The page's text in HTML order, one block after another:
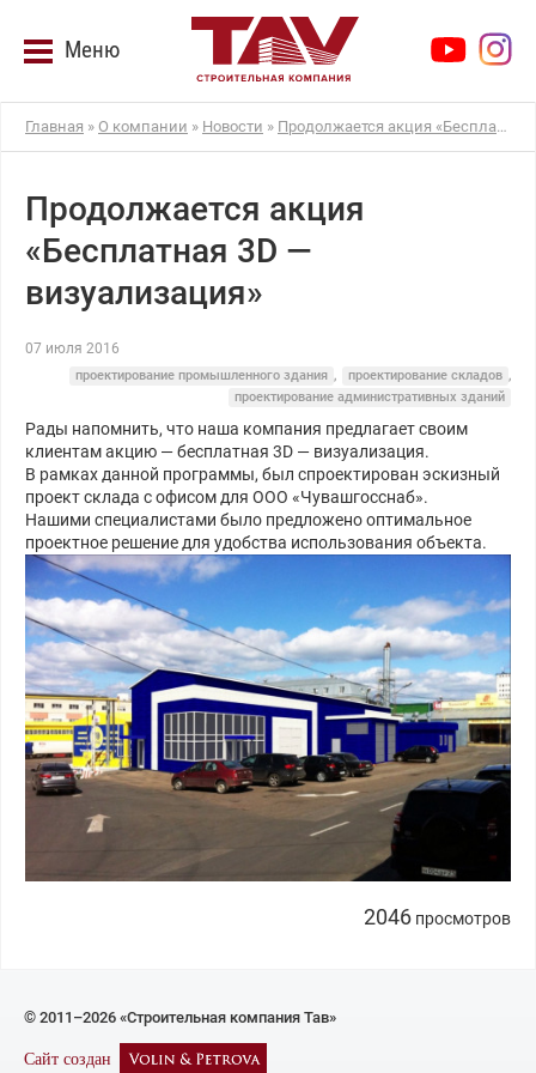
Меню
Главная » О компании » Новости » Продолжается акция «Бесплатная 3D — визуализация»
Продолжается акция
«Бесплатная 3D —
визуализация»
07 июля 2016
проектирование промышленного здания , проектирование складов ,
проектирование административных зданий
Рады напомнить, что наша компания предлагает своим
клиентам акцию — бесплатная 3D — визуализация.
В рамках данной программы, был спроектирован эскизный
проект склада с офисом для ООО «Чувашгосснаб».
Нашими специалистами было предложено оптимальное
проектное решение для удобства использования объекта.
2046 просмотров
© 2011–2026 «Строительная компания Тав»
Сайт создан